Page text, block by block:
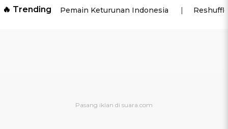
🔥 Trending Pemain Keturunan Indonesia